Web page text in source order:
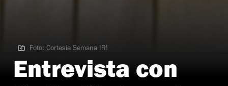
Foto: Cortesía Semana IR!
Foto: Cortesía Semana IR!
Entrevista con